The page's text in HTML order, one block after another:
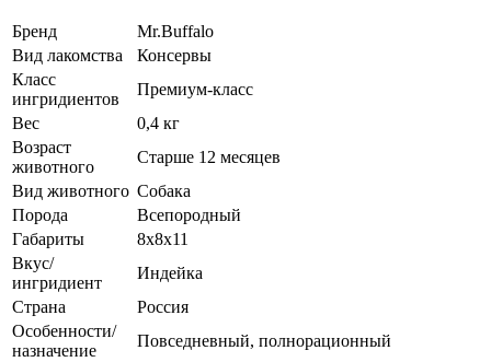
Бренд
Mr.Buffalo
Вид лакомства
Консервы
Класс
ингридиентов
Премиум-класс
Вес
0,4 кг
Возраст
животного
Старше 12 месяцев
Вид животного Собака
Порода
Всепородный
Габариты
8х8х11
Вкус/
ингридиент
Индейка
Страна
Россия
Особенности/
назначение
Повседневный, полнорационный